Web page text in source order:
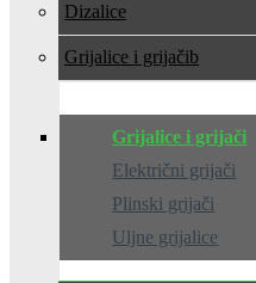
Dizalice
Grijalice i grijači
Grijalice i grijači
Električni grijači
Plinski grijači
Uljne grijalice